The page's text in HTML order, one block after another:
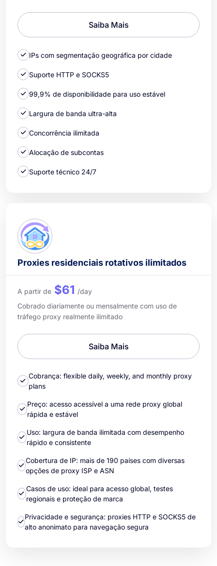
Saiba Mais
IPs com segmentação geográfica por cidade
Suporte HTTP e SOCKS5
99,9% de disponibilidade para uso estável
Largura de banda ultra-alta
Concorrência ilimitada
Alocação de subcontas
Suporte técnico 24/7
Proxies residenciais rotativos ilimitados
A partir de $61 /day
Cobrado diariamente ou mensalmente com uso de
tráfego proxy realmente ilimitado
Saiba Mais
Cobrança: flexible daily, weekly, and monthly proxy
plans
Preço: acesso acessível a uma rede proxy global
rápida e estável
Uso: largura de banda ilimitada com desempenho
rápido e consistente
Cobertura de IP: mais de 190 países com diversas
opções de proxy ISP e ASN
Casos de uso: ideal para acesso global, testes
regionais e proteção de marca
Privacidade e segurança: proxies HTTP e SOCKS5 de
alto anonimato para navegação segura